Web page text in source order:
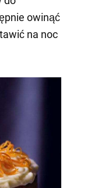
owinąć
na noc